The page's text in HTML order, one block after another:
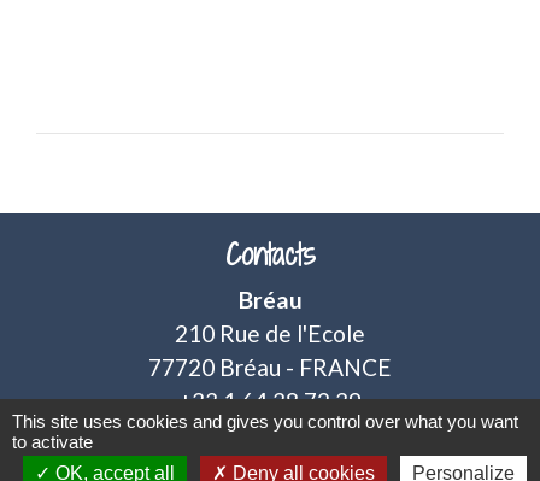
Contacts
Bréau
210 Rue de l'Ecole
77720 Bréau - FRANCE
+33 1 64 38 72 39
This site uses cookies and gives you control over what you want
to activate
OK, accept all
Deny all cookies Personalize